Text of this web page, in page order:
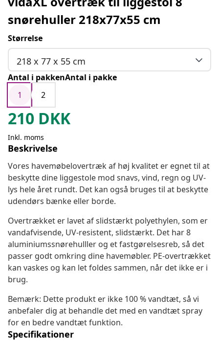
snørehuller 218x77x55 cm
Størrelse
218 x 77 x 55 cm
Antal i pakkenAntal i pakke
1
2
210 DKK
Inkl. moms
Beskrivelse
Vores havemøbelovertræk af høj kvalitet er egnet til at
beskytte dine liggestole mod snavs, vind, regn og UV-
lys hele året rundt. Det kan også bruges til at beskytte
udendørs bænke eller borde.
Overtrækket er lavet af slidstærkt polyethylen, som er
vandafvisende, UV-resistent, slidstærkt. Det har 8
aluminiumssnørehulller og et fastgørelsesreb, så det
passer godt omkring dine havemøbler. PE-overtrækket
kan vaskes og kan let foldes sammen, når det ikke er i
brug.
Bemærk: Dette produkt er ikke 100 % vandtæt, så vi
anbefaler dig at behandle det med en vandtæt spray
for en bedre vandtæt funktion.
Specifikationer